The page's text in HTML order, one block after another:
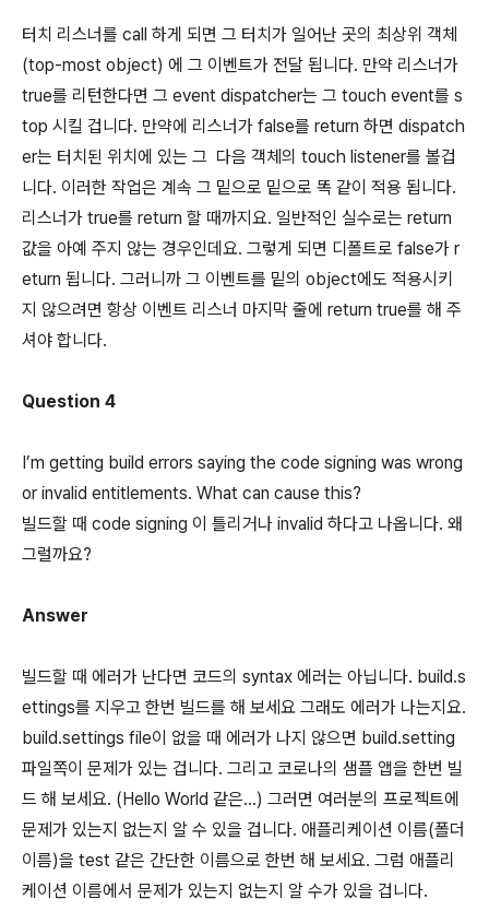
터치 리스너를 call 하게 되면 그 터치가 일어난 곳의 최상위 객체
(top-most object) 에 그 이벤트가 전달 됩니다. 만약 리스너가
true를 리턴한다면 그 event dispatcher는 그 touch event를 s
top 시킬 겁니다. 만약에 리스너가 false를 return 하면 dispatch
er는 터치된 위치에 있는 그 다음 객체의 touch listener를 볼겁
니다. 이러한 작업은 계속 그 밑으로 밑으로 똑 같이 적용 됩니다.
리스너가 true를 return 할 때까지요. 일반적인 실수로는 return
값을 아예 주지 않는 경우인데요. 그렇게 되면 디폴트로 false가 r
eturn 됩니다. 그러니까 그 이벤트를 밑의 object에도 적용시키
지 않으려면 항상 이벤트 리스너 마지막 줄에 return true를 해 주
셔야 합니다.
Question 4
I’m getting build errors saying the code signing was wrong
or invalid entitlements. What can cause this?
빌드할 때 code signing 이 틀리거나 invalid 하다고 나옵니다. 왜
그럴까요?
Answer
빌드할 때 에러가 난다면 코드의 syntax 에러는 아닙니다. build.s
ettings를 지우고 한번 빌드를 해 보세요 그래도 에러가 나는지요.
build.settings file이 없을 때 에러가 나지 않으면 build.setting
파일쪽이 문제가 있는 겁니다. 그리고 코로나의 샘플 앱을 한번 빌
드 해 보세요. (Hello World 같은...) 그러면 여러분의 프로젝트에
문제가 있는지 없는지 알 수 있을 겁니다. 애플리케이션 이름(폴더
이름)을 test 같은 간단한 이름으로 한번 해 보세요. 그럼 애플리
케이션 이름에서 문제가 있는지 없는지 알 수가 있을 겁니다.